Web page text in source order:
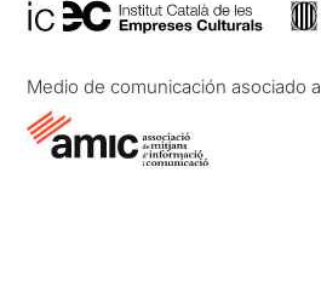
Medio de comunicación asociado a